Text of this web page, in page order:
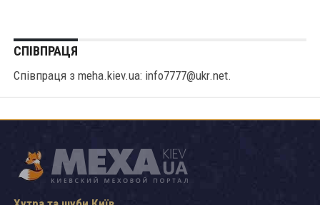
СПІВПРАЦЯ
Співпраця з meha.kiev.ua: info7777@ukr.net.